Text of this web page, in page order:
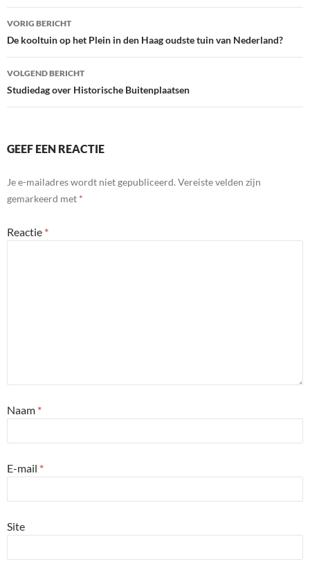
b
o
o
k
er e
dI
n
Berichtnavigatie
VORIG BERICHT
De kooltuin op het Plein in den Haag oudste tuin van Nederland?
VOLGEND BERICHT
Studiedag over Historische Buitenplaatsen
GEEF EEN REACTIE
Je e-mailadres wordt niet gepubliceerd. Vereiste velden zijn
gemarkeerd met *
Reactie *
Naam *
E-mail *
Site